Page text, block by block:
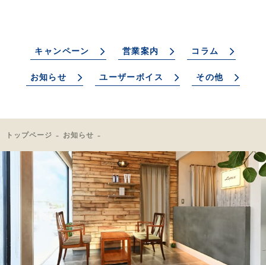
キャンペーン 営業案内 コラム
お知らせ ユーザーボイス その他
トップページ お知らせ